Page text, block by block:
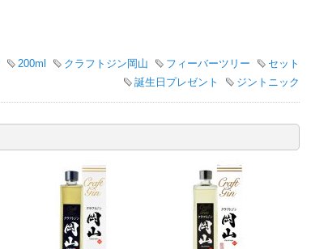
200ml クラフトジン岡山 フィーバーツリー
セット
誕生日プレゼント
ジントニック